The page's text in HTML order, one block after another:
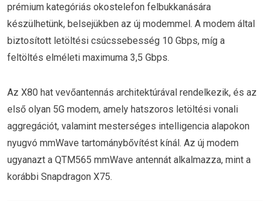
prémium kategóriás okostelefon felbukkanására
készülhetünk, belsejükben az új modemmel. A modem által
biztosított letöltési csúcssebesség 10 Gbps, míg a
feltöltés elméleti maximuma 3,5 Gbps.
Az X80 hat vevőantennás architektúrával rendelkezik, és az
első olyan 5G modem, amely hatszoros letöltési vonali
aggregációt, valamint mesterséges intelligencia alapokon
nyugvó mmWave tartománybővítést kínál. Az új modem
ugyanazt a QTM565 mmWave antennát alkalmazza, mint a
korábbi Snapdragon X75.